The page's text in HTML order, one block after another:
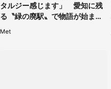
タルジー感じます」 愛知に残
る〝緑の廃駅〟で物語が始まり
Met